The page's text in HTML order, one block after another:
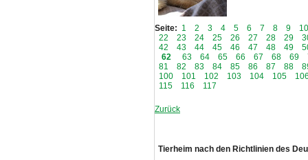
Seite: 1 2 3 4 5 6 7 8 9
10
22
23 24 25 26 27 28 29
42
43 44 45 46 47 48 49
62
63 64 65 66 67 68 69
81
82 83 84 85 86 87 88
100
101 102 103 104 105
115
116 117
Zurück
Tierheim nach den Richtlinien des